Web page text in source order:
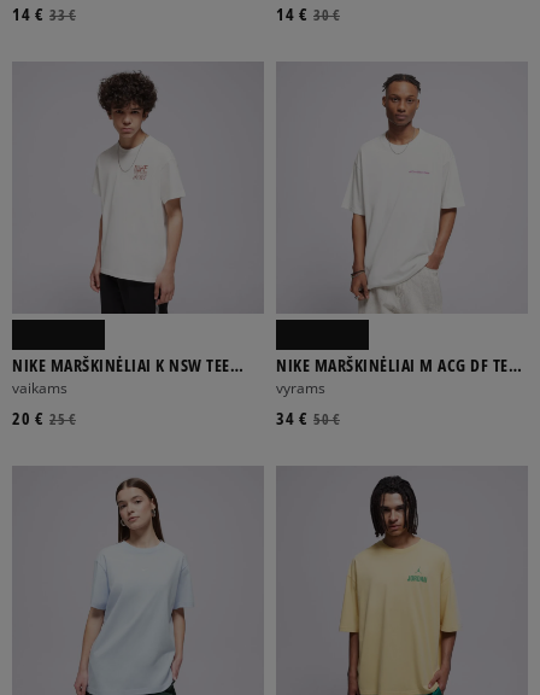
33 €
14 €
30 €
14 €
NIKE MARŠKINĖLIAI K NSW TEE
M90 SWOOSH SOUNDS BOY
vaikams
25 €
20 €
NIKE MARŠKINĖLIAI M ACG DF TEE
LSE MBR LT
vyrams
50 €
34 €